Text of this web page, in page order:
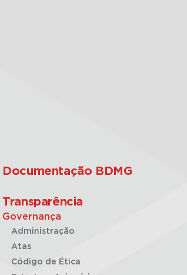
Documentação BDMG
Transparência
Governança
Administração
Atas
Código de Ética